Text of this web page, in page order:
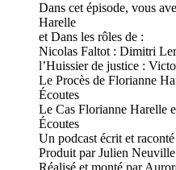
Dans cet épisode, vous
Harelle
et Dans les rôles de :
Nicolas Faltot : Dimitri
l’Huissier de justice :
Le Procès de Florianne
Écoutes
Le Cas Florianne Harelle
Écoutes
Un podcast écrit et
Produit par Julien Neuville